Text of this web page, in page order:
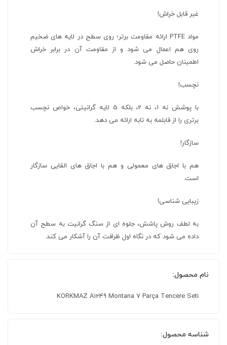
غیر قابل خراش!
مواد PTFE ارائه مقاومت برتر؛ روی سطح در لایه های ضخیم
روی هم اعمال می شود و از مقاومت آن در برابر خراش
اطمینان حاصل می شود.
نچسب!
با پوشش نه 1، نه 2، بلکه 5 لایه گرانیتی، خواص نچسب
برتری را از قابلمه به تابه ارائه می دهد.
سازگار!
هم با اجاق های معمولی و هم با اجاق های القایی سازگار
است.
زیبایی شناسی!
به لطف روش پاشش، جلوه ای از سنگ گرانیت به سطح آن
داده می شود که در نگاه اول ظرافت آن را آشکار می کند.
نام محصول:
KORKMAZ A1249 Montana 7 Parça Tencere Seti
شناسه محصول: